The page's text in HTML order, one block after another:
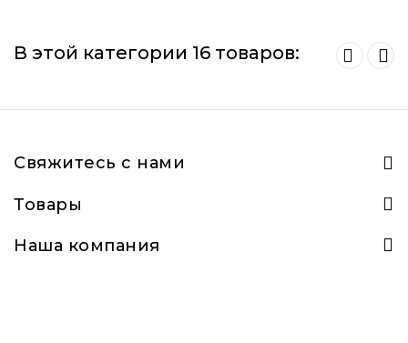
В этой категории 16 товаров:
Свяжитесь с нами
Товары
Наша компания